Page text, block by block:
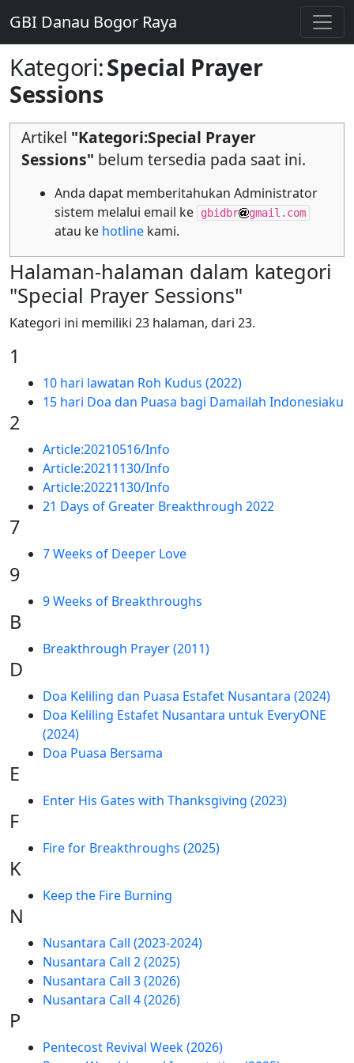
GBI Danau Bogor Raya
Kategori:Special Prayer
Sessions
Artikel "Kategori:Special Prayer
Sessions" belum tersedia pada saat ini.
Anda dapat memberitahukan Administrator
sistem melalui email ke
gbidbr gmail.com
atau ke hotlinekami.
Halaman-halaman dalam kategori
"Special Prayer Sessions"
Kategori ini memiliki 23 halaman, dari 23.
1
10 hari lawatan Roh Kudus (2022)
15 hari Doa dan Puasa bagi Damailah Indonesiaku
2
Article:20210516/Info
Article:20211130/Info
Article:20221130/Info
21 Days of Greater Breakthrough 2022
7
7 Weeks of Deeper Love
9
9 Weeks of Breakthroughs
B
Breakthrough Prayer (2011)
D
Doa Keliling dan Puasa Estafet Nusantara (2024)
Doa Keliling Estafet Nusantara untuk EveryONE
(2024)
Doa Puasa Bersama
E
Enter His Gates with Thanksgiving (2023)
F
Fire for Breakthroughs (2025)
K
Keep the Fire Burning
N
Nusantara Call (2023-2024)
Nusantara Call 2 (2025)
Nusantara Call 3 (2026)
Nusantara Call 4 (2026)
P
Pentecost Revival Week (2026)